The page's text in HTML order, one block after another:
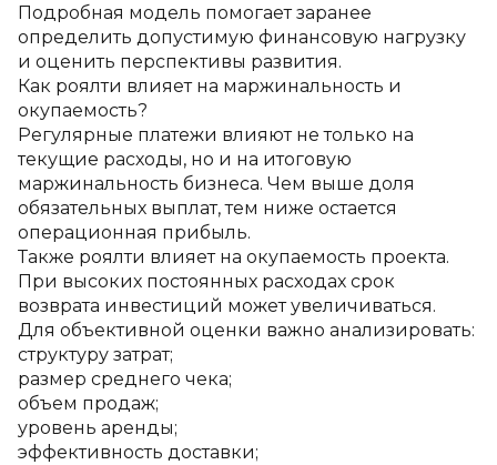
Подробная модель помогает заранее
определить допустимую финансовую нагрузку
и оценить перспективы развития.
Как роялти влияет на маржинальность и
окупаемость?
Регулярные платежи влияют не только на
текущие расходы, но и на итоговую
маржинальность бизнеса. Чем выше доля
обязательных выплат, тем ниже остается
операционная прибыль.
Также роялти влияет на окупаемость проекта.
При высоких постоянных расходах срок
возврата инвестиций может увеличиваться.
Для объективной оценки важно анализировать:
структуру затрат;
размер среднего чека;
объем продаж;
уровень аренды;
эффективность доставки;